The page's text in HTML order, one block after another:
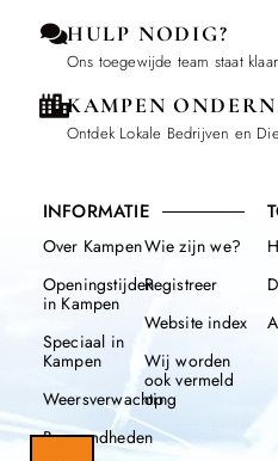
HULP NODIG?
Ons toegewijde team staat
KAMPEN
Ontdek Lokale Bedrijven en
INFORMATIE
Over Kampen
Openingstijden
in Kampen
Speciaal in
Kampen
Weersverwachting
Beroemdheden
Wie zijn we?
Registreer
Website index
Wij worden
ook vermeld
op